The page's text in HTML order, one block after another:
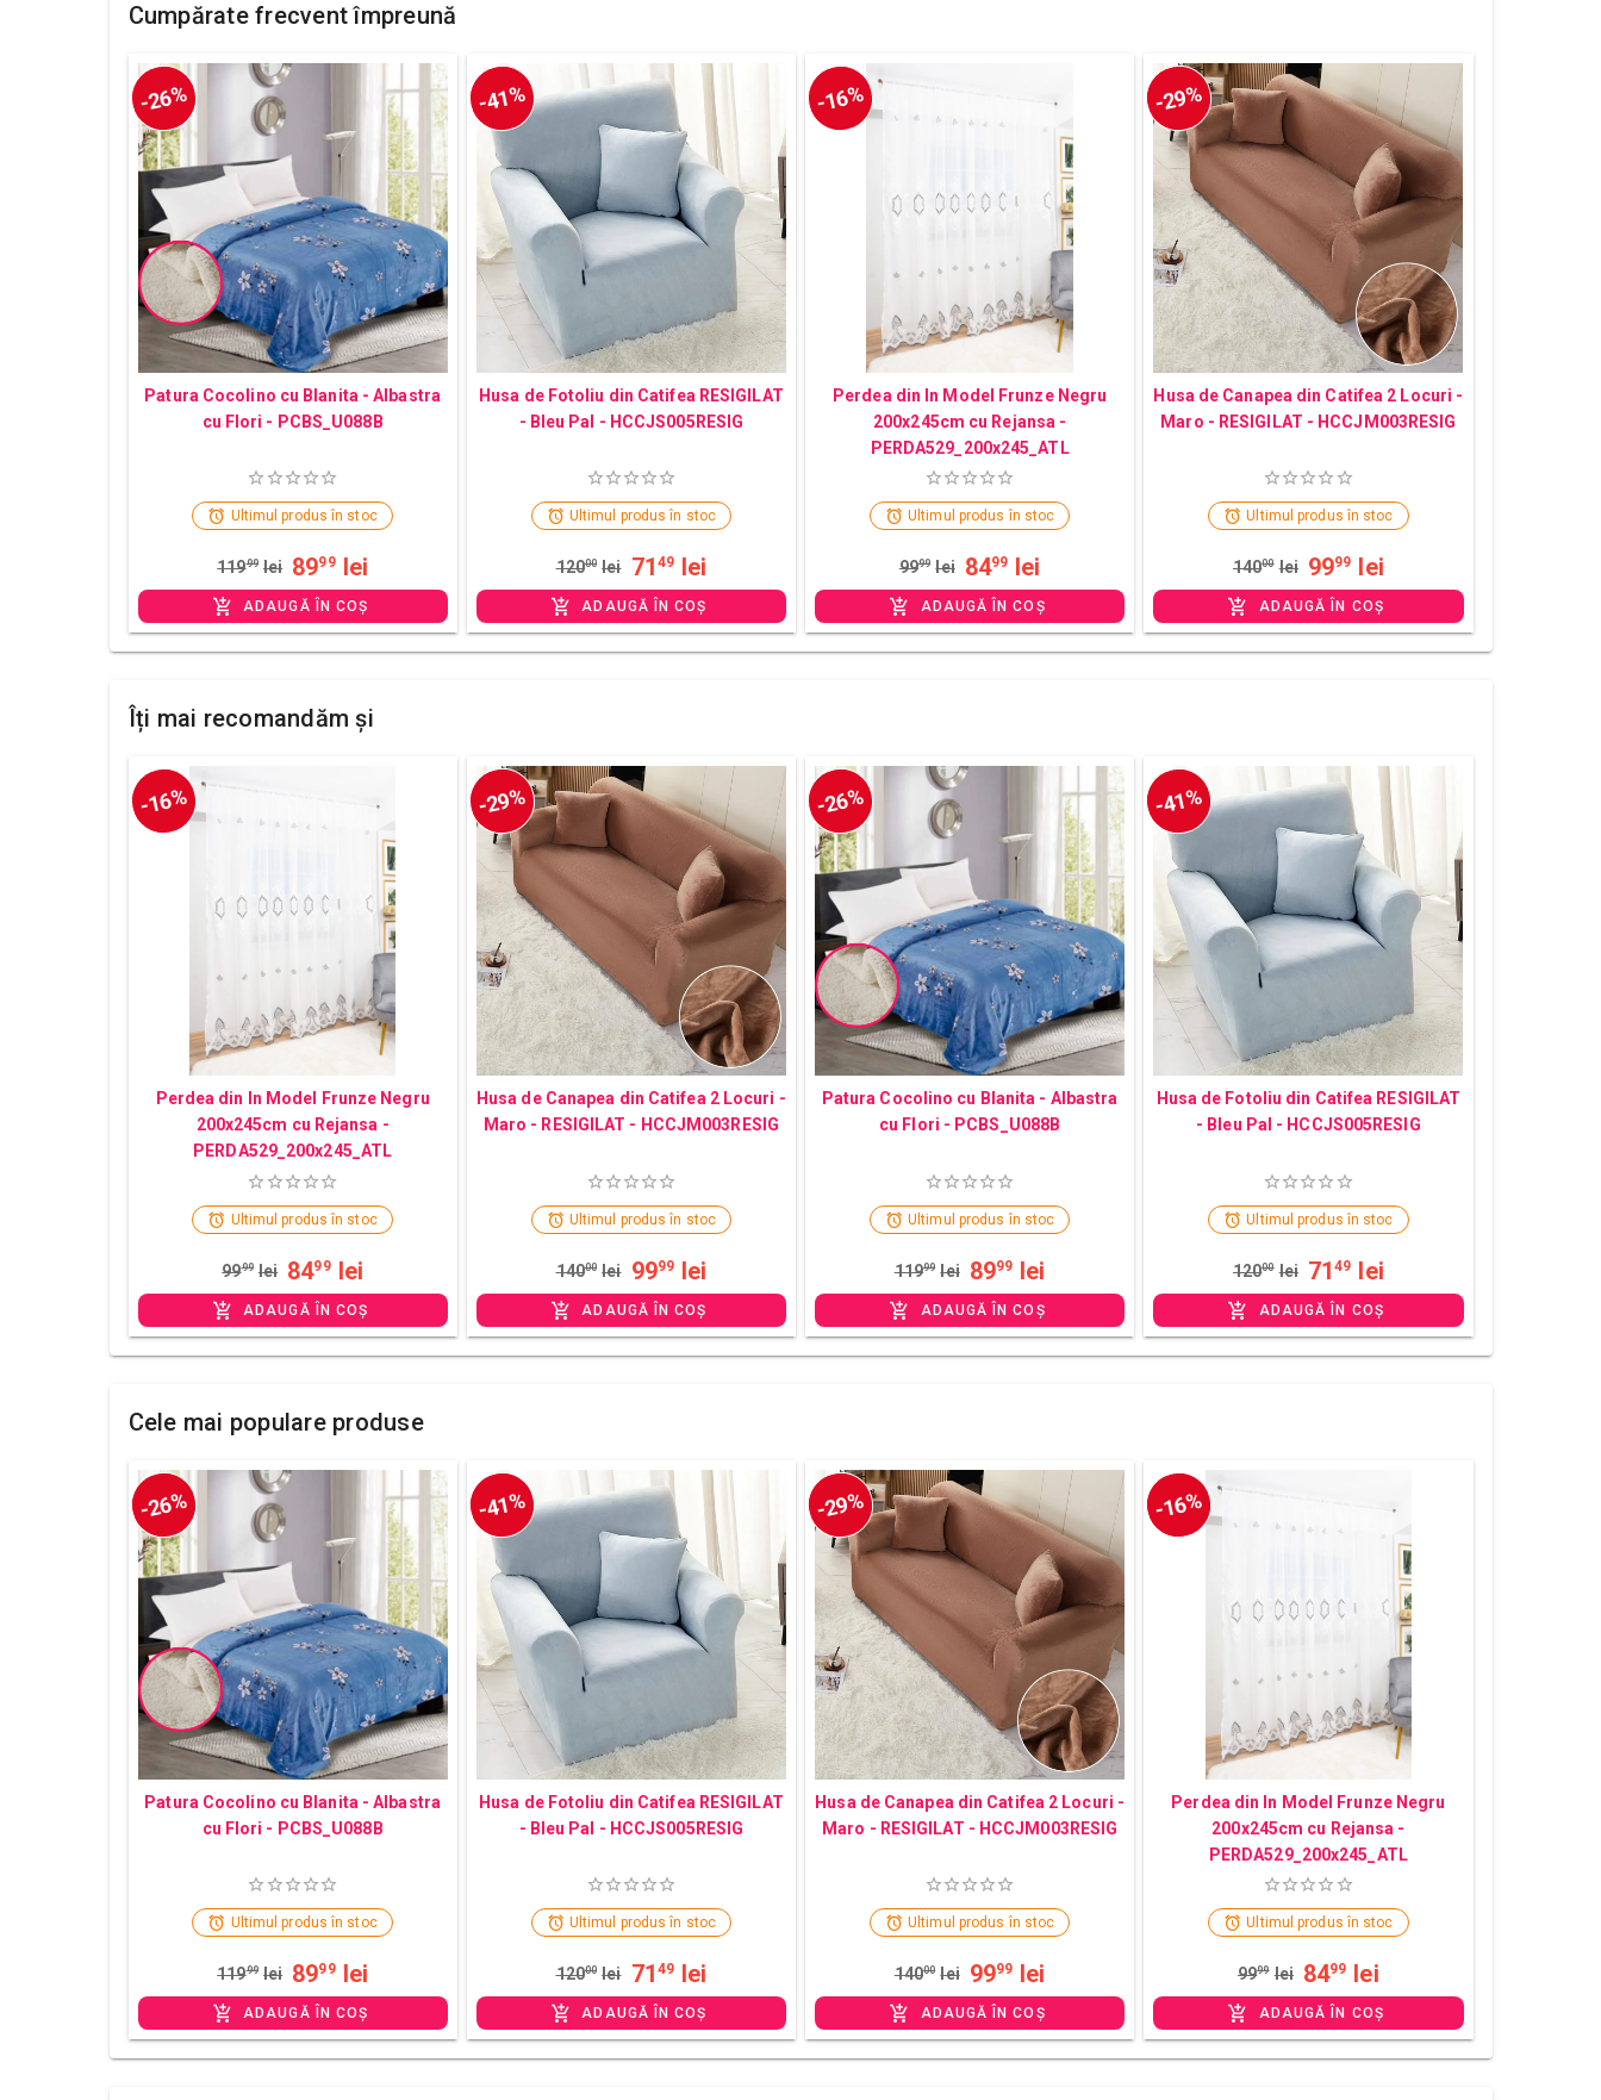
Cumpărate frecvent împreună
-26%
Patura Cocolino cu Blanita - Albastra
cu Flori - PCBS_U088B
Ultimul produs în stoc
11999 lei 8999 lei
ADAUGĂ ÎN COȘ
-41%
Husa de Fotoliu din Catifea RESIGILAT
- Bleu Pal - HCCJS005RESIG
Ultimul produs în stoc
12000 lei 71 49 lei
ADAUGĂ ÎN COȘ
-16%
Perdea din In Model Frunze Negru
200x245cm cu Rejansa -
PERDA529_200x245_ATL
Ultimul produs în stoc
9999 lei 8499 lei
ADAUGĂ ÎN COȘ
-29%
Husa de Canapea din Catifea 2 Locuri -
Maro - RESIGILAT - HCCJM003RESIG
Ultimul produs în stoc
14000 lei 9999 lei
ADAUGĂ ÎN COȘ
Îți mai recomandăm și
-16%
Perdea din In Model Frunze Negru
200x245cm cu Rejansa -
PERDA529_200x245_ATL
Ultimul produs în stoc
9999 lei 8499 lei
ADAUGĂ ÎN COȘ
-29%
Husa de Canapea din Catifea 2 Locuri -
Maro - RESIGILAT - HCCJM003RESIG
Ultimul produs în stoc
14000 lei 9999 lei
ADAUGĂ ÎN COȘ
-26%
Patura Cocolino cu Blanita - Albastra
cu Flori - PCBS_U088B
Ultimul produs în stoc
11999 lei 8999 lei
ADAUGĂ ÎN COȘ
-41%
Husa de Fotoliu din Catifea RESIGILAT
- Bleu Pal - HCCJS005RESIG
Ultimul produs în stoc
12000 lei 7149 lei
ADAUGĂ ÎN COȘ
Cele mai populare produse
-26%
Patura Cocolino cu Blanita - Albastra
cu Flori - PCBS_U088B
Ultimul produs în stoc
11999 lei 8999 lei
ADAUGĂ ÎN COȘ
-41%
Husa de Fotoliu din Catifea RESIGILAT
- Bleu Pal - HCCJS005RESIG
Ultimul produs în stoc
12000 lei 71 49 lei
ADAUGĂ ÎN COȘ
-29%
Husa de Canapea din Catifea 2 Locuri -
Maro - RESIGILAT - HCCJM003RESIG
Ultimul produs în stoc
14000 lei 9999 lei
ADAUGĂ ÎN COȘ
-16%
Perdea din In Model Frunze Negru
200x245cm cu Rejansa -
PERDA529_200x245_ATL
Ultimul produs în stoc
9999 lei 8499 lei
ADAUGĂ ÎN COȘ